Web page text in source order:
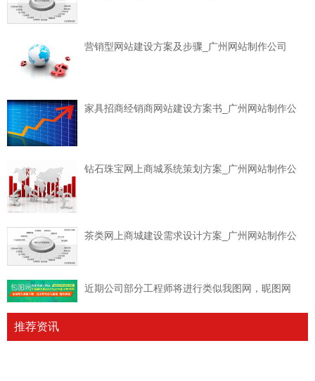
营销型网站建设方案及步骤_广州网站制作公司
家具招商经销商网站建设方案书_广州网站制作公
钻石珠宝网上商城系统策划方案_广州网站制作公
茶类网上商城建设需求设计方案_广州网站制作公
近期公司部分工程师将进行类似我图网，昵图网
推荐资讯